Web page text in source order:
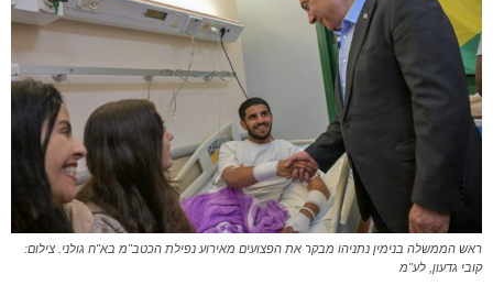
ראש הממשלה בנימין נתניהו מבקר את הפצועים מאירוע נפילת הכטב"מ בא"ח גולני. צילום:
קובי גדעון, לע"מ